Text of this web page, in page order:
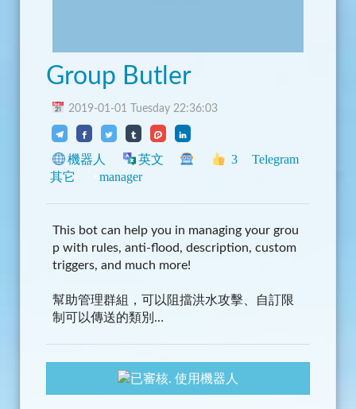
Group Butler
2019-01-01 Tuesday 22:36:03
機器人 英文 3
Telegram
其它
manager
This bot can help you in managing your grou
p with rules, anti-flood, description, custom
triggers, and much more!
幫助管理群組，可以阻擋洪水攻擊、自訂限
制可以傳送的類別…
使用機器人